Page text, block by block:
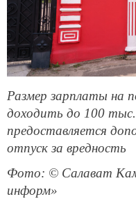
Размер зарплаты на
доходить до 100 тыс.
предоставляется
отпуск за вредность
Фото: © Салават
информ»